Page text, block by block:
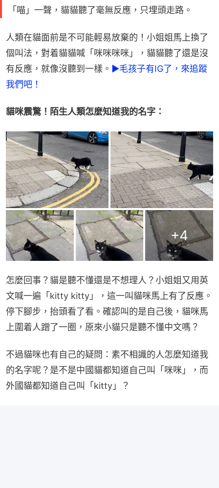
「喵」一聲，貓貓聽了毫無反應，只埋頭走路。
人類在貓面前是不可能輕易放棄的！小姐姐馬上換了
個叫法，對着貓貓喊「咪咪咪咪」，貓貓聽了還是沒
有反應，就像沒聽到一樣。 ►毛孩子有IG了，來追蹤
我們吧！
貓咪震驚！陌生人類怎麼知道我的名字：
+4
怎麼回事？貓是聽不懂還是不想理人？小姐姐又用英
文喊一遍「kitty kitty」，這一叫貓咪馬上有了反應。
停下腳步，抬頭看了看。確認叫的是自己後，貓咪馬
上圍着人蹭了一圈，原來小貓只是聽不懂中文嗎？
不過貓咪也有自己的疑問：素不相識的人怎麼知道我
的名字呢？是不是中國貓都知道自己叫「咪咪」，而
外國貓都知道自己叫「kitty」？